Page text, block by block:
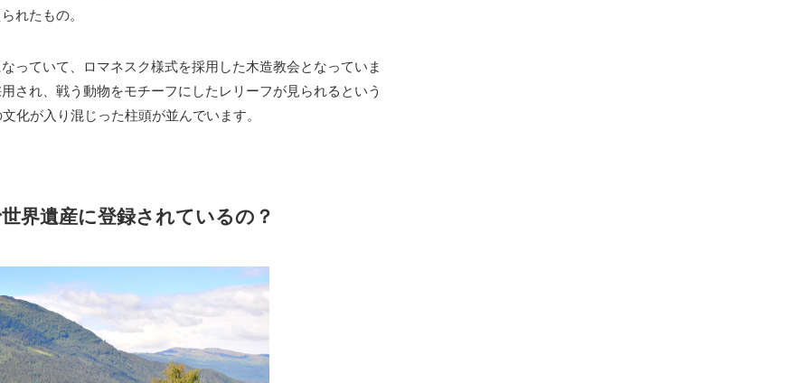
れたもの。
っていて、ロマネスク様式を採用した木造教会となっていま
され、戦う動物をモチーフにしたレリーフが見られるという
化が入り混じった柱頭が並んでいます。
界遺産に登録されているの？